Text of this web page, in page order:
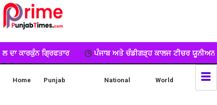
ਪੰਜਾਬ ਅਤੇ ਚੰਡੀਗੜ੍ਹ ਕਾਲਜ ਟੀਚਰ ਯੂਨੀਅਨ ਦਾ ਧਰਨਾ, ਕੀਤੀ
Home Punjab National World